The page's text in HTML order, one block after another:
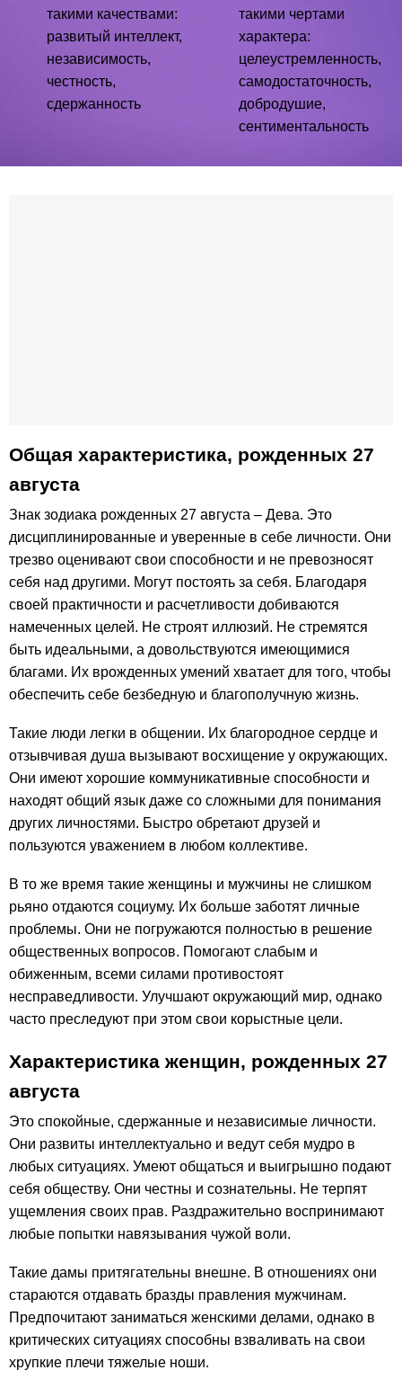
такими качествами:
развитый интеллект,
независимость,
честность,
сдержанность
такими чертами
характера:
целеустремленность,
самодостаточность,
добродушие,
сентиментальность
Общая характеристика, рожденных 27
августа
Знак зодиака рожденных 27 августа – Дева. Это
дисциплинированные и уверенные в себе личности. Они
трезво оценивают свои способности и не превозносят
себя над другими. Могут постоять за себя. Благодаря
своей практичности и расчетливости добиваются
намеченных целей. Не строят иллюзий. Не стремятся
быть идеальными, а довольствуются имеющимися
благами. Их врожденных умений хватает для того, чтобы
обеспечить себе безбедную и благополучную жизнь.
Такие люди легки в общении. Их благородное сердце и
отзывчивая душа вызывают восхищение у окружающих.
Они имеют хорошие коммуникативные способности и
находят общий язык даже со сложными для понимания
других личностями. Быстро обретают друзей и
пользуются уважением в любом коллективе.
В то же время такие женщины и мужчины не слишком
рьяно отдаются социуму. Их больше заботят личные
проблемы. Они не погружаются полностью в решение
общественных вопросов. Помогают слабым и
обиженным, всеми силами противостоят
несправедливости. Улучшают окружающий мир, однако
часто преследуют при этом свои корыстные цели.
Характеристика женщин, рожденных 27
августа
Это спокойные, сдержанные и независимые личности.
Они развиты интеллектуально и ведут себя мудро в
любых ситуациях. Умеют общаться и выигрышно подают
себя обществу. Они честны и сознательны. Не терпят
ущемления своих прав. Раздражительно воспринимают
любые попытки навязывания чужой воли.
Такие дамы притягательны внешне. В отношениях они
стараются отдавать бразды правления мужчинам.
Предпочитают заниматься женскими делами, однако в
критических ситуациях способны взваливать на свои
хрупкие плечи тяжелые ноши.